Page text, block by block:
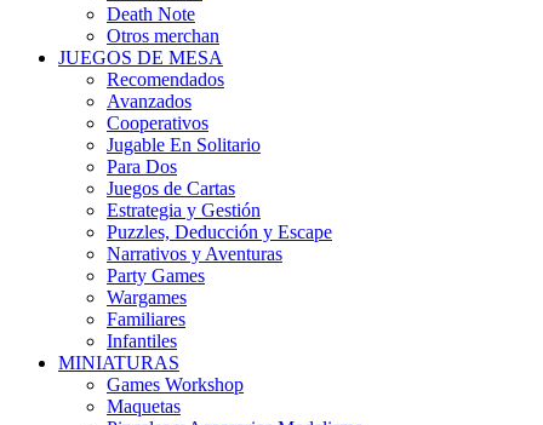
Death Note
Otros merchan
JUEGOS DE MESA
Recomendados
Avanzados
Cooperativos
Jugable En Solitario
Para Dos
Juegos de Cartas
Estrategia y Gestión
Puzzles, Deducción y Escape
Narrativos y Aventuras
Party Games
Wargames
Familiares
Infantiles
MINIATURAS
Games Workshop
Maquetas